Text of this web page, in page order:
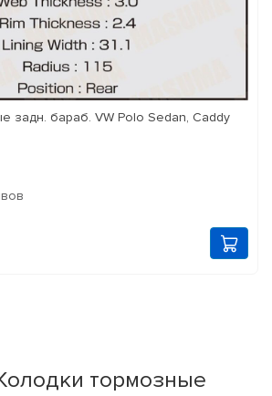
задн. бараб. VW Polo Sedan, Caddy
тормозные